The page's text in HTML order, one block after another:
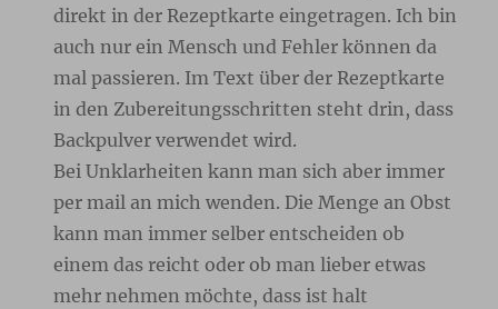
direkt in der Rezeptkarte eingetragen. Ich bin
auch nur ein Mensch und Fehler können da
mal passieren. Im Text über der Rezeptkarte
in den Zubereitungsschritten steht drin, dass
Backpulver verwendet wird.
Bei Unklarheiten kann man sich aber immer
per mail an mich wenden. Die Menge an Obst
kann man immer selber entscheiden ob
einem das reicht oder ob man lieber etwas
mehr nehmen möchte, dass ist halt